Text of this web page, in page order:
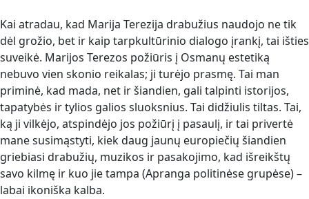
Kai atradau, kad Marija Terezija drabužius naudojo ne tik
dėl grožio, bet ir kaip tarpkultūrinio dialogo įrankį, tai išties
suveikė. Marijos Terezos požiūris į Osmanų estetiką
nebuvo vien skonio reikalas; ji turėjo prasmę. Tai man
priminė, kad mada, net ir šiandien, gali talpinti istorijos,
tapatybės ir tylios galios sluoksnius. Tai didžiulis tiltas. Tai,
ką ji vilkėjo, atspindėjo jos požiūrį į pasaulį, ir tai privertė
mane susimąstyti, kiek daug jaunų europiečių šiandien
griebiasi drabužių, muzikos ir pasakojimo, kad išreikštų
savo kilmę ir kuo jie tampa (Apranga politinėse grupėse) –
labai ikoniška kalba.